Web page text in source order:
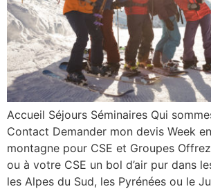
Accueil Séjours Séminaires Qui
Contact Demander mon devis Week
montagne pour CSE et Groupes
ou à votre CSE un bol d’air pur dans
les Alpes du Sud, les Pyrénées ou le